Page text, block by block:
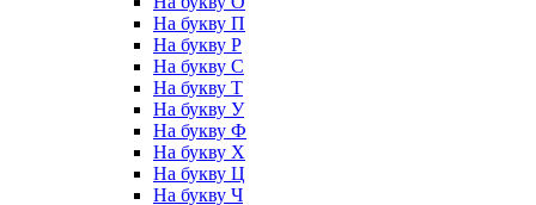
На букву П
На букву Р
На букву С
На букву Т
На букву У
На букву Ф
На букву Х
На букву Ц
На букву Ч